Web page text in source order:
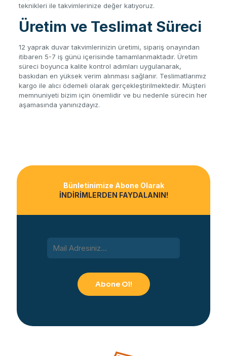
teknikleri ile takvimlerinize değer katıyoruz.
Üretim ve Teslimat Süreci
12 yaprak duvar takvimlerinizin üretimi, sipariş onayından
itibaren 5-7 iş günü içerisinde tamamlanmaktadır. Üretim
süreci boyunca kalite kontrol adımları uygulanarak,
baskıdan en yüksek verim alınması sağlanır. Teslimatlarımız
kargo ile alıcı ödemeli olarak gerçekleştirilmektedir. Müşteri
memnuniyeti bizim için önemlidir ve bu nedenle sürecin her
aşamasında yanınızdayız.
Bünletinimize Abone Olarak
İNDİRİMLERDEN FAYDALANIN!